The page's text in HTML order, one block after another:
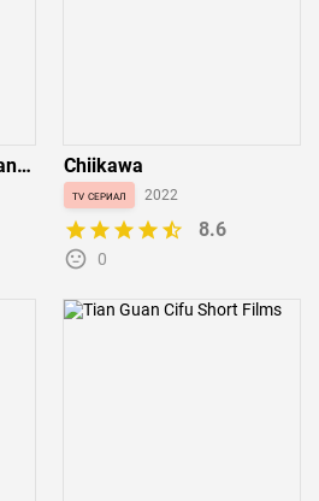
Chiikawa
tv сериал 2022
8.6
0